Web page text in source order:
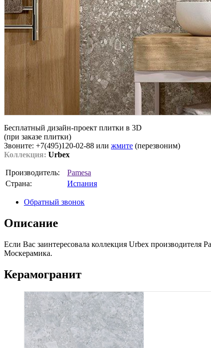
Бесплатный дизайн-проект плитки в 3D
(при заказе плитки)
Звоните: +7(495)120-02-88 или жмите (перезвоним)
Коллекция: Urbex
Производитель:
Pamesa
Страна:
Испания
Обратный звонок
Описание
Если Вас заинтересовала коллекция Urbex
Москерамика.
Керамогранит